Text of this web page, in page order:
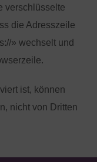
verschlüsselte
die Adresszeile
» wechselt und
ist, können
nicht von Dritten